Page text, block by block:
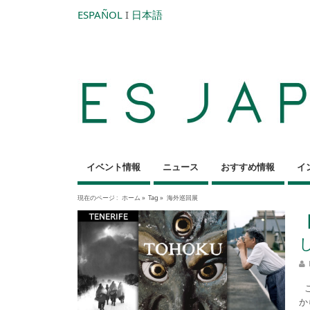
ESPAÑOL I 日本語
イベント情報 ニュース おすすめ情報 イ
現在のページ : ホーム » Tag » 海外巡回展
か